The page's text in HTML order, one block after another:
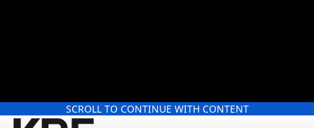
SCROLL TO CONTINUE WITH CONTENT